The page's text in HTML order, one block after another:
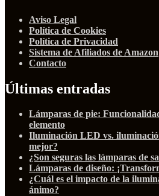
Aviso Legal
Política de Cookies
Política de Privacidad
Sistema de Afiliados de Amazon
Contacto
Últimas entradas
Lámparas de pie:
elemento
Iluminación LED vs.
mejor?
¿Son seguras las lámparas de
Lámparas de diseño:
¿Cuál es el impacto de la
ánimo?